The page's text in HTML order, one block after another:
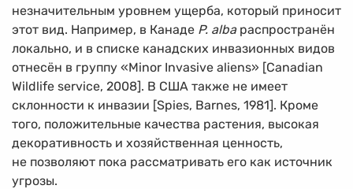
незначительным уровнем ущерба, который приносит
этот вид. Например, в Канаде P. albaраспространён
локально, и в списке канадских инвазионных видов
отнесён в группу «Minor Invasive aliens» [Canadian
Wildlife service, 2008]. В США также не имеет
склонности к инвазии [Spies, Barnes, 1981]. Кроме
того, положительные качества растения, высокая
декоративность и хозяйственная ценность,
не позволяют пока рассматривать его как источник
угрозы.